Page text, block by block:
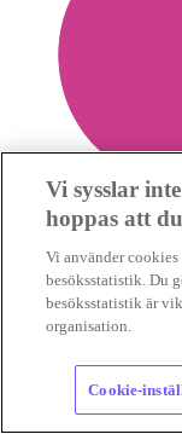
Vi sysslar
hoppas att
Vi använder
besöksstatistik. Du
besöksstatistik är
organisation.
Cookie-